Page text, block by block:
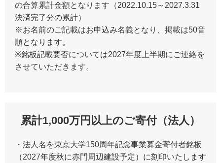
の合算累計金額となります（2022.10.15～2027.3.31
決済完了分の累計）
※お名前のご記載はお申込み名義となり、掲載は50音
順となります。
※銘板記載要否については2027年度上半期にご連絡を
させていただきます。
累計1,000万円以上のご寄付（法人）
・法人名を東京大学150周年記念事業募金寄付者銘板
（2027年度秋に赤門周辺建設予定）に刻印いたします